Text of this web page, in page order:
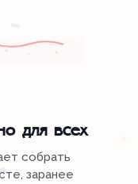
для всех
собрать
заранее